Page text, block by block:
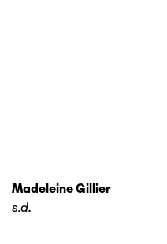
Madeleine Gillier
s.d.